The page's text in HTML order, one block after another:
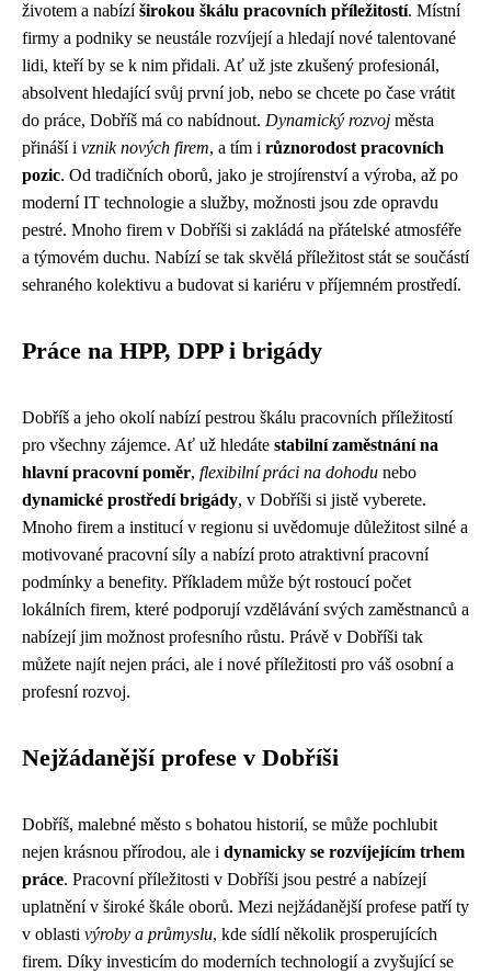
životem a nabízíširokou škálu pracovních příležitostí. Místní
firmy a podniky se neustále rozvíjejí a hledají nové talentované
lidi, kteří by se k nim přidali. Ať už jste zkušený profesionál,
absolvent hledající svůj první job, nebo se chcete po čase vrátit
do práce, Dobříš má co nabídnout. Dynamický rozvoj města
přináší i vznik nových firem, a tím i různorodost pracovních
pozic. Od tradičních oborů, jako je strojírenství a výroba, až po
moderní IT technologie a služby, možnosti jsou zde opravdu
pestré. Mnoho firem v Dobříši si zakládá na přátelské atmosféře
a týmovém duchu. Nabízí se tak skvělá příležitost stát se součástí
sehraného kolektivu a budovat si kariéru v příjemném prostředí.
Práce na HPP, DPP i brigády
Dobříš a jeho okolí nabízí pestrou škálu pracovních příležitostí
pro všechny zájemce. Ať už hledáte stabilní zaměstnání na
hlavní pracovní poměr, flexibilní práci na dohodu nebo
dynamické prostředí brigády, v Dobříši si jistě vyberete.
Mnoho firem a institucí v regionu si uvědomuje důležitost silné a
motivované pracovní síly a nabízí proto atraktivní pracovní
podmínky a benefity. Příkladem může být rostoucí počet
lokálních firem, které podporují vzdělávání svých zaměstnanců a
nabízejí jim možnost profesního růstu. Právě v Dobříši tak
můžete najít nejen práci, ale i nové příležitosti pro váš osobní a
profesní rozvoj.
Nejžádanější profese v Dobříši
Dobříš, malebné město s bohatou historií, se může pochlubit
nejen krásnou přírodou, ale i dynamicky se rozvíjejícím trhem
práce. Pracovní příležitosti v Dobříši jsou pestré a nabízejí
uplatnění v široké škále oborů. Mezi nejžádanější profese patří ty
v oblasti výroby a průmyslu, kde sídlí několik prosperujících
firem. Díky investicím do moderních technologií a zvyšující se